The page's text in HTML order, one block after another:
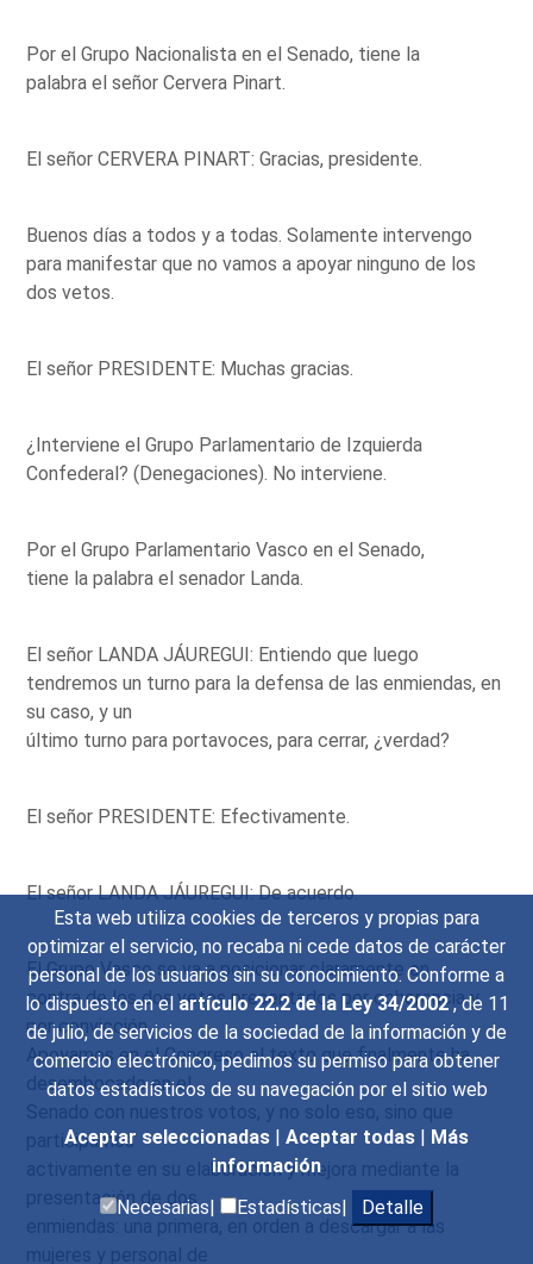
Esta web utiliza cookies de terceros y propias para
optimizar el servicio, no recaba ni cede datos de carácter
personal de los usuarios sin su conocimiento. Conforme a
lo dispuesto en el artículo 22.2 de la Ley 34/2002, de 11
de julio, de servicios de la sociedad de la información y de
comercio electrónico, pedimos su permiso para obtener
datos estadísticos de su navegación por el sitio web
Aceptar seleccionadas | Aceptar todas | Más
información
Necesarias|
Estadísticas| Detalle
Por el Grupo Nacionalista en el Senado, tiene la
palabra el señor Cervera Pinart.
El señor CERVERA PINART: Gracias, presidente.
Buenos días a todos y a todas. Solamente intervengo
para manifestar que no vamos a apoyar ninguno de los
dos vetos.
El señor PRESIDENTE: Muchas gracias.
¿Interviene el Grupo Parlamentario de Izquierda
Confederal? (Denegaciones). No interviene.
Por el Grupo Parlamentario Vasco en el Senado,
tiene la palabra el senador Landa.
El señor LANDA JÁUREGUI: Entiendo que luego
tendremos un turno para la defensa de las enmiendas, en
su caso, y un
último turno para portavoces, para cerrar, ¿verdad?
El señor PRESIDENTE: Efectivamente.
El señor LANDA JÁUREGUI: De acuerdo.
El Grupo Vasco se va a posicionar claramente en
contra de los dos vetos presentados por coherencia y
por convicción.
Apoyamos en el Congreso el texto que finalmente ha
desembocado en el
Senado con nuestros votos, y no solo eso, sino que
participamos
activamente en su elaboración y mejora mediante la
presentación de dos
enmiendas: una primera, en orden a descargar a las
mujeres y personal de